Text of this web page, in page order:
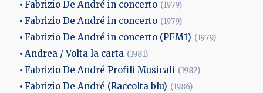
Fabrizio De André in concerto (1979)
Fabrizio De André in concerto (1979)
Fabrizio De André in concerto (PFM1) (1979)
Andrea / Volta la carta (1981)
Fabrizio De André Profili Musicali (1982)
Fabrizio De André (Raccolta blu) (1986)